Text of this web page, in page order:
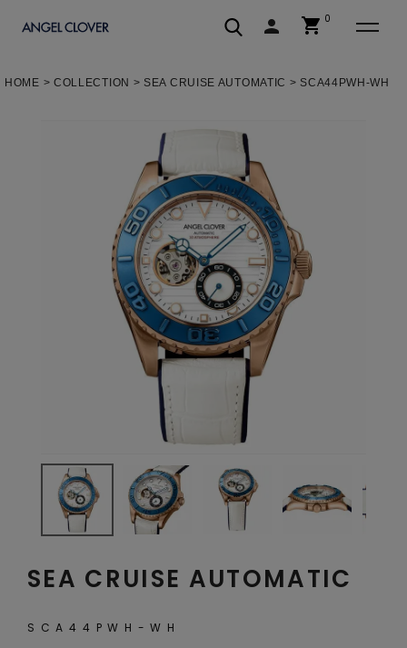
エンジェルクローバー | ANGEL
person shopping_cart 0
HOME COLLECTION SEA CRUISE AUTOMATIC SCA44PWH-WH
SEA CRUISE AUTOMATIC
SCA44PWH-WH